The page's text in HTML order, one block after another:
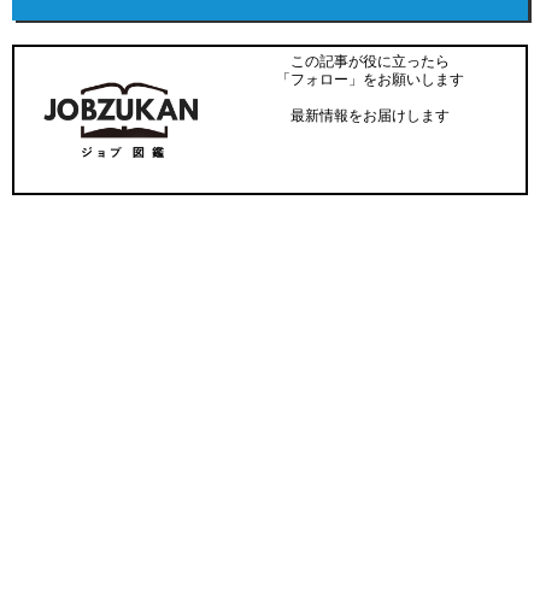
この記事が役に立ったら
「フォロー」をお願いします
最新情報をお届けします